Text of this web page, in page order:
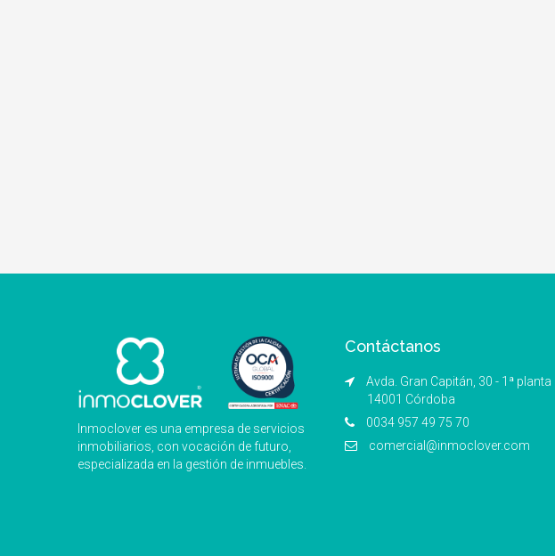
Inmoclover es una empresa de servicios
inmobiliarios, con vocación de futuro,
especializada en la gestión de inmuebles.
Contáctanos
Avda. Gran Capitán, 30 - 1ª planta
14001 Córdoba
0034 957 49 75 70
comercial@inmoclover.com